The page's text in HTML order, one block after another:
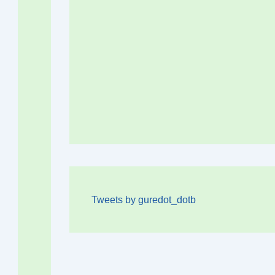
Tweets by guredot_dotb